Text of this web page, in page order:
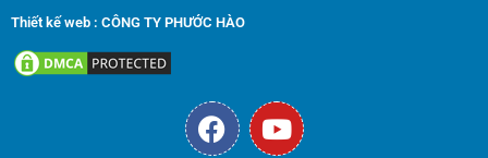
Thiết kế web : CÔNG TY PHƯỚC HÀO
F
a
Y
o